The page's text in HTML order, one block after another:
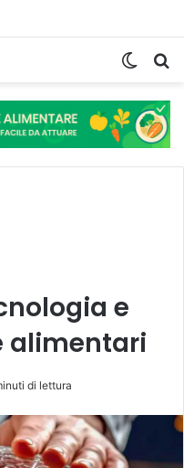
e
alimentari
di lettura